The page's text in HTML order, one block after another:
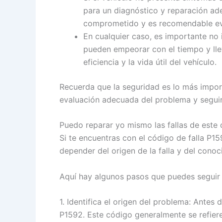
para un diagnóstico y reparación
comprometido y es recomendable
En cualquier caso, es importante
pueden empeorar con el tiempo y
eficiencia y la vida útil del vehículo.
Recuerda que la seguridad es lo más
evaluación adecuada del problema y
Puedo reparar yo mismo las fallas de este
Si te encuentras con el código de falla
depender del origen de la falla y del
Aquí hay algunos pasos que puedes
1. Identifica el origen del problema:
P1592. Este código generalmente se